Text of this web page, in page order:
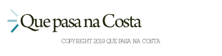
COPYRIGHT 2019 QUE PASA NA COSTA